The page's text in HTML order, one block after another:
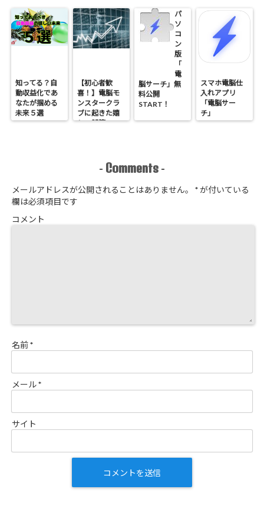
知ってる？自
動収益化であ
なたが掴める
未来５選
【初心者歓
喜！】電脳モ
ンスタークラ
ブに起きた嬉
しい誤算
パ
ソ
コ
ン
版
「
電
脳サーチ」無
料公開
START！
スマホ電脳仕
入れアプリ
「電脳サー
チ」
- Comments -
メールアドレスが公開されることはありません。 *が付いている
欄は必須項目です
コメント
名前*
メール*
サイト